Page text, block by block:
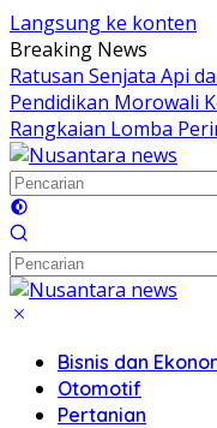
Langsung ke konten
Breaking News
Ratusan Senjata Api
Pendidikan Morowali
Rangkaian Lomba
Bisnis dan
Otomotif
Pertanian